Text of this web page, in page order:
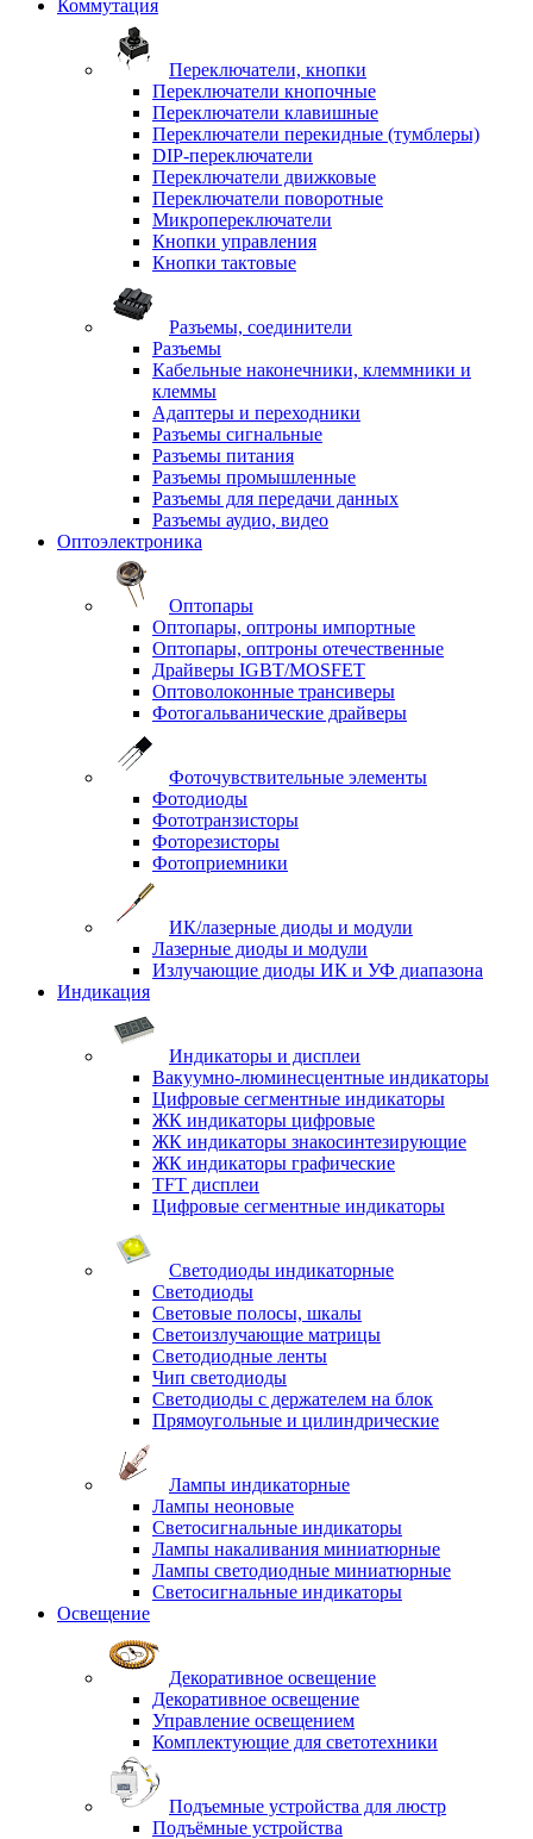
Коммутация
Переключатели, кнопки
Переключатели кнопочные
Переключатели клавишные
Переключатели перекидные (тумблеры)
DIP-переключатели
Переключатели движковые
Переключатели поворотные
Микропереключатели
Кнопки управления
Кнопки тактовые
Разъемы, соединители
Разъемы
Кабельные наконечники, клеммники и
клеммы
Адаптеры и переходники
Разъемы сигнальные
Разъемы питания
Разъемы промышленные
Разъемы для передачи данных
Разъемы аудио, видео
Оптоэлектроника
Оптопары
Оптопары, оптроны импортные
Оптопары, оптроны отечественные
Драйверы IGBT/MOSFET
Оптоволоконные трансиверы
Фотогальванические драйверы
Фоточувствительные элементы
Фотодиоды
Фототранзисторы
Фоторезисторы
Фотоприемники
ИК/лазерные диоды и модули
Лазерные диоды и модули
Излучающие диоды ИК и УФ диапазона
Индикация
Индикаторы и дисплеи
Вакуумно-люминесцентные индикаторы
Цифровые сегментные индикаторы
ЖК индикаторы цифровые
ЖК индикаторы знакосинтезирующие
ЖК индикаторы графические
TFT дисплеи
Цифровые сегментные индикаторы
Светодиоды индикаторные
Светодиоды
Световые полосы, шкалы
Светоизлучающие матрицы
Светодиодные ленты
Чип светодиоды
Светодиоды с держателем на блок
Прямоугольные и цилиндрические
Лампы индикаторные
Лампы неоновые
Светосигнальные индикаторы
Лампы накаливания миниатюрные
Лампы светодиодные миниатюрные
Светосигнальные индикаторы
Освещение
Декоративное освещение
Декоративное освещение
Управление освещением
Комплектующие для светотехники
Подъемные устройства для люстр
Подъёмные устройства